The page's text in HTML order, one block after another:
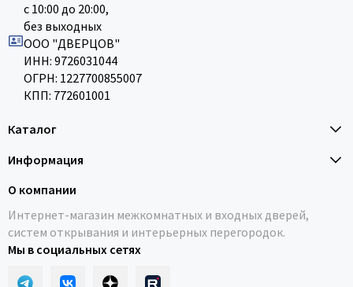
с 10:00 до 20:00,
без выходных
ООО "ДВЕРЦОВ"
ИНН: 9726031044
ОГРН: 1227700855007
КПП: 772601001
Каталог
Информация
О компании
Интернет-магазин межкомнатных и входных дверей,
систем открывания и интерьерных перегородок.
Мы в социальных сетях